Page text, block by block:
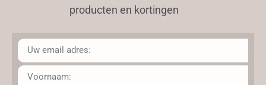
producten en kortingen